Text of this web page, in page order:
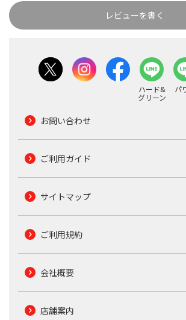
レビューを書く
ハード&
グリーン
パ
お問い合わせ
ご利用ガイド
サイトマップ
ご利用規約
会社概要
店舗案内